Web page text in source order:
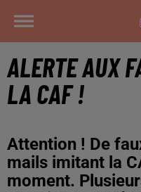
ALERTE AUX
LA CAF !
Attention ! De
mails imitant la
moment.